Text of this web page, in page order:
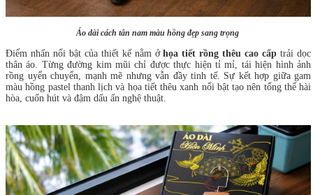
Áo dài cách tân nam màu hồng đẹp sang trọng
Điểm nhấn nổi bật của thiết kế nằm ởhọa tiết rồng thêu cao cấp trải dọc
thân áo. Từng đường kim mũi chỉ được thực hiện tỉ mỉ, tái hiện hình ảnh
rồng uyển chuyển, mạnh mẽ nhưng vẫn đầy tinh tế. Sự kết hợp giữa gam
màu hồng pastel thanh lịch và họa tiết thêu xanh nổi bật tạo nên tổng thể hài
hòa, cuốn hút và đậm dấu ấn nghệ thuật.